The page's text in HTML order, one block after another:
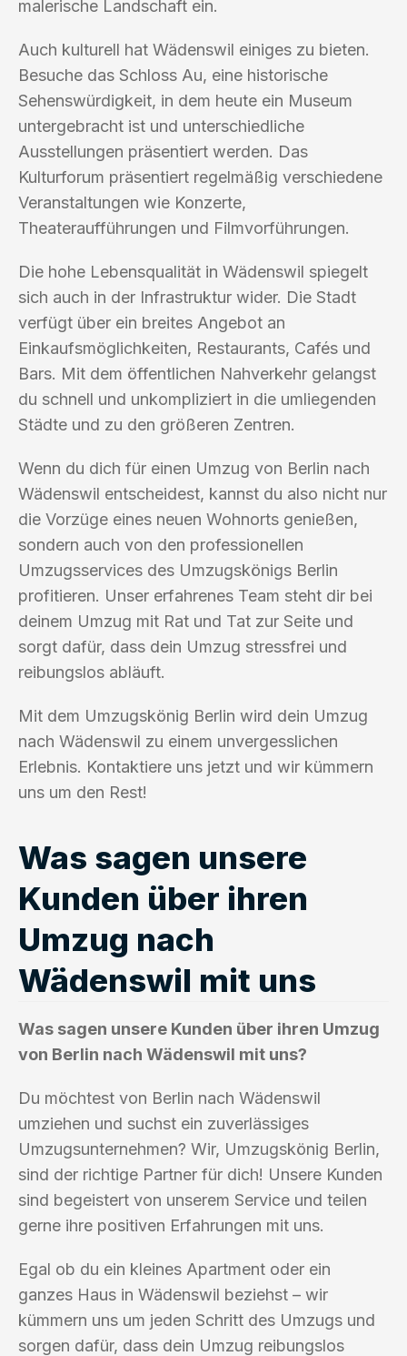
malerische Landschaft ein.
Auch kulturell hat Wädenswil einiges zu bieten.
Besuche das Schloss Au, eine historische
Sehenswürdigkeit, in dem heute ein Museum
untergebracht ist und unterschiedliche
Ausstellungen präsentiert werden. Das
Kulturforum präsentiert regelmäßig verschiedene
Veranstaltungen wie Konzerte,
Theateraufführungen und Filmvorführungen.
Die hohe Lebensqualität in Wädenswil spiegelt
sich auch in der Infrastruktur wider. Die Stadt
verfügt über ein breites Angebot an
Einkaufsmöglichkeiten, Restaurants, Cafés und
Bars. Mit dem öffentlichen Nahverkehr gelangst
du schnell und unkompliziert in die umliegenden
Städte und zu den größeren Zentren.
Wenn du dich für einen Umzug von Berlin nach
Wädenswil entscheidest, kannst du also nicht nur
die Vorzüge eines neuen Wohnorts genießen,
sondern auch von den professionellen
Umzugsservices des Umzugskönigs Berlin
profitieren. Unser erfahrenes Team steht dir bei
deinem Umzug mit Rat und Tat zur Seite und
sorgt dafür, dass dein Umzug stressfrei und
reibungslos abläuft.
Mit dem Umzugskönig Berlin wird dein Umzug
nach Wädenswil zu einem unvergesslichen
Erlebnis. Kontaktiere uns jetzt und wir kümmern
uns um den Rest!
Was sagen unsere
Kunden über ihren
Umzug nach
Wädenswil mit uns
Was sagen unsere Kunden über ihren Umzug
von Berlin nach Wädenswil mit uns?
Du möchtest von Berlin nach Wädenswil
umziehen und suchst ein zuverlässiges
Umzugsunternehmen? Wir, Umzugskönig Berlin,
sind der richtige Partner für dich! Unsere Kunden
sind begeistert von unserem Service und teilen
gerne ihre positiven Erfahrungen mit uns.
Egal ob du ein kleines Apartment oder ein
ganzes Haus in Wädenswil beziehst – wir
kümmern uns um jeden Schritt des Umzugs und
sorgen dafür, dass dein Umzug reibungslos